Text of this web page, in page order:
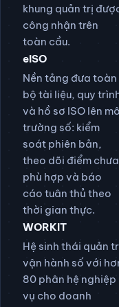
Bộ tiêu chuẩn của
Tổ chức Tiêu chuẩn
hoá Quốc tế —
khung quản trị được
công nhận trên
toàn cầu.
eISO
Nền tảng đưa toàn
bộ tài liệu, quy trình
và hồ sơ ISO lên môi
trường số: kiểm
soát phiên bản,
theo dõi điểm chưa
phù hợp và báo
cáo tuân thủ theo
thời gian thực.
WORKIT
Hệ sinh thái quản trị